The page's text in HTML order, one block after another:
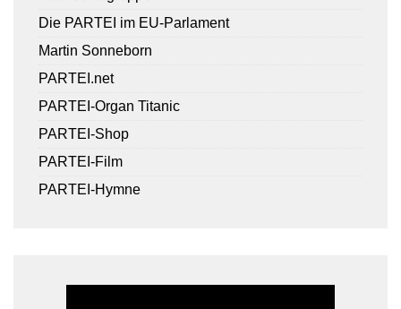
Die PARTEI im EU-Parlament
Martin Sonneborn
PARTEI.net
PARTEI-Organ Titanic
PARTEI-Shop
PARTEI-Film
PARTEI-Hymne